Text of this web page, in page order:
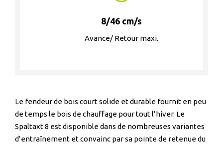
8/46 cm/s
Avance/ Retour maxi.
Le fendeur de bois court solide et durable fournit en peu
de temps le bois de chauffage pour tout l’hiver. Le
Spaltaxt 8 est disponible dans de nombreuses variantes
d’entraînement et convainc par sa pointe de retenue du